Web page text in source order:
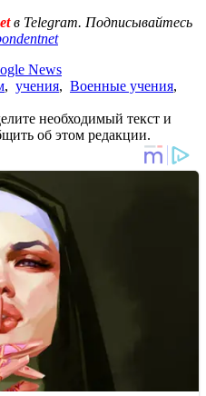
в Telegram. Подписывайтесь
News
, учения, Военные учения,
необходимый текст и
об этом редакции.